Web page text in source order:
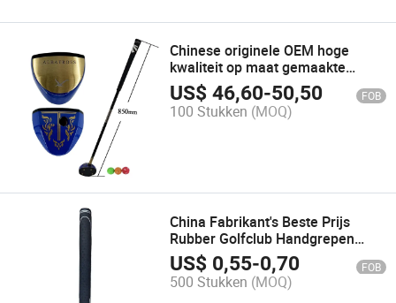
Chinese originele OEM hoge
kwaliteit op maat gemaakte
esdoorn park golfclubs voor
groothandel
US$46,60-50,50 FOB
100 Stukken (MOQ)
China Fabrikant's Beste Prijs
Rubber Golfclub Handgrepen
voor Sportactiviteit
US$ 0,55-0,70 FOB
500 Stukken (MOQ)